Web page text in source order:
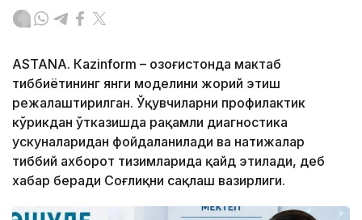
ASTANА. Кazinform – Қозоғистонда мактаб
тиббиётининг янги моделини жорий этиш
режалаштирилган. Ўқувчиларни профилактик
кўрикдан ўтказишда рақамли диагностика
ускуналаридан фойдаланилади ва натижалар
тиббий ахборот тизимларида қайд этилади, деб
хабар беради Соғлиқни сақлаш вазирлиги.